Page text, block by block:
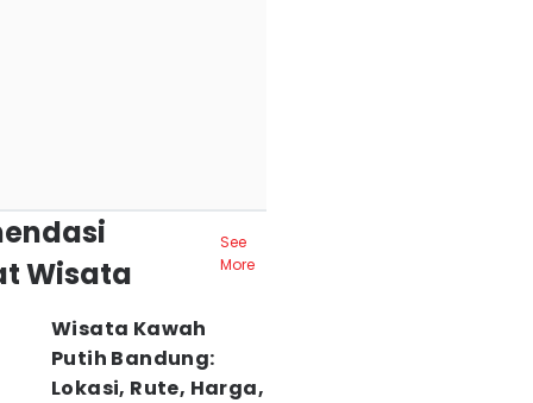
Wisata
See
More
Wisata Kawah
Putih Bandung:
Lokasi, Rute, Harga,